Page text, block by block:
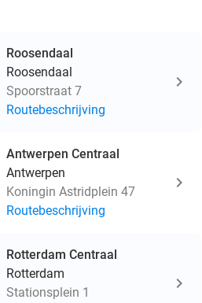
Roosendaal
Roosendaal
Spoorstraat 7
Routebeschrijving
Antwerpen Centraal
Antwerpen
Koningin Astridplein 47
Routebeschrijving
Rotterdam Centraal
Rotterdam
Stationsplein 1